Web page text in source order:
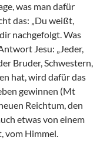
was man dafür
das: „Du weißt,
nachgefolgt. Was
Jesu: „Jeder,
Bruder, Schwestern,
hat, wird dafür das
gewinnen (Mt
Reichtum, den
etwas von einem
vom Himmel.